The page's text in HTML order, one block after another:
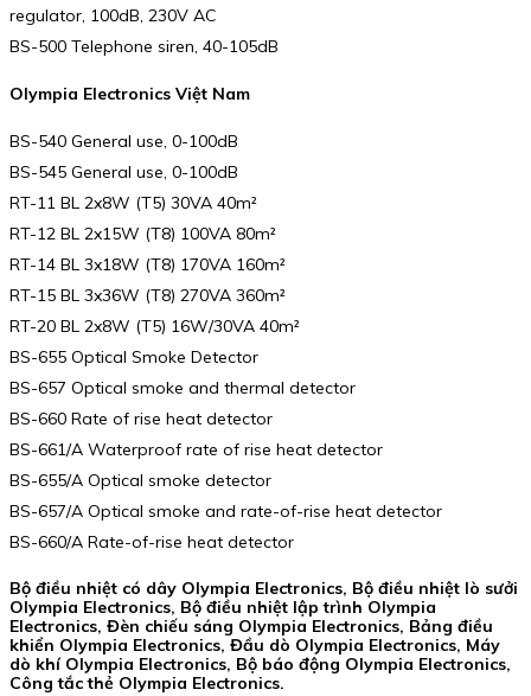
regulator, 100dB, 230V AC
BS-500 Telephone siren, 40-105dB
Olympia Electronics Việt Nam
BS-540 General use, 0-100dB
BS-545 General use, 0-100dB
RT-11 BL 2x8W (T5) 30VA 40m²
RT-12 BL 2x15W (T8) 100VA 80m²
RT-14 BL 3x18W (T8) 170VA 160m²
RT-15 BL 3x36W (T8) 270VA 360m²
RT-20 BL 2x8W (T5) 16W/30VA 40m²
BS-655 Optical Smoke Detector
BS-657 Optical smoke and thermal detector
BS-660 Rate of rise heat detector
BS-661/A Waterproof rate of rise heat detector
BS-655/A Optical smoke detector
BS-657/A Optical smoke and rate-of-rise heat detector
BS-660/A Rate-of-rise heat detector
Bộ điều nhiệt có dây Olympia Electronics, Bộ điều nhiệt lò sưởi
Olympia Electronics, Bộ điều nhiệt lập trình Olympia
Electronics, Đèn chiếu sáng Olympia Electronics, Bảng điều
khiển Olympia Electronics, Đầu dò Olympia Electronics, Máy
dò khí Olympia Electronics, Bộ báo động Olympia Electronics,
Công tắc thẻ Olympia Electronics.